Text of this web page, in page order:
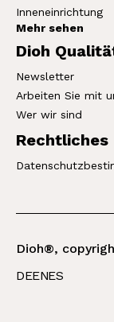
Inneneinrichtung
Mehr sehen
Dioh
Newsletter
Arbeiten Sie mit
Wer wir sind
Rechtliches
Dioh®,
DEENES